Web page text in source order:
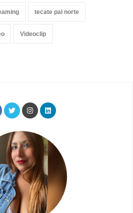
tecate pal norte
Videoclip